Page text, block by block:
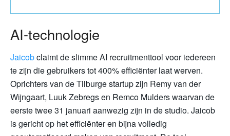
AI-technologie
Jaicobclaimt de slimme AI recruitmenttool voor iedereen
te zijn die gebruikers tot 400% efficiënter laat werven.
Oprichters van de Tilburge startup zijn Remy van der
Wijngaart, Luuk Zebregs en Remco Mulders waarvan de
eerste twee 31 januari aanwezig zijn in de studio. Jaicob
is gericht op het efficiënter en bijna volledig